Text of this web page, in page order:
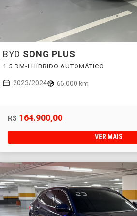
BYD SONG PLUS
1.5 DM-I HÍBRIDO AUTOMÁTICO
2023/2024 66.000 km
R$ 164.900,00
VER MAIS